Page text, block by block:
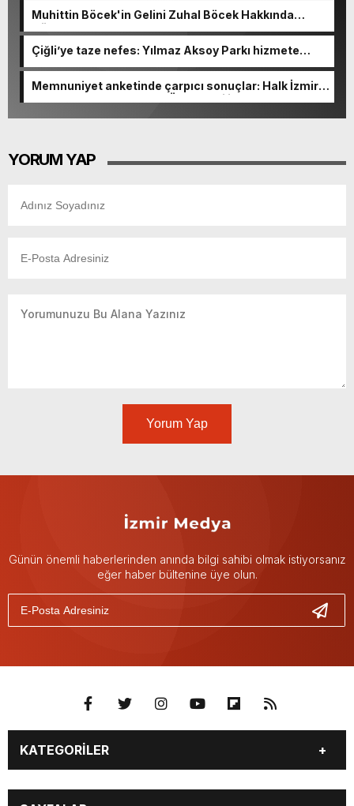
Muhittin Böcek'in Gelini Zuhal Böcek Hakkında
Gözaltı Kararı!
Çiğli’ye taze nefes: Yılmaz Aksoy Parkı hizmete
Memnuniyet anketinde çarpıcı sonuçlar: Halk İzmirli
başkanlardan memnun, Ömer Eşki ilk sırada
YORUM YAP
Yorum Yap
Günün önemli haberlerinden anında bilgi sahibi olmak istiyorsanız
eğer haber bültenine üye olun.
KATEGORİLER
GÜNDEM
DÜNYA